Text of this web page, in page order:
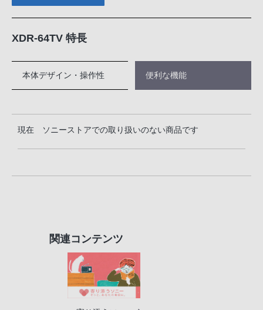
XDR-64TV 特長
本体デザイン・操作性 便利な機能
現在 ソニーストアでの取り扱いのない商品です
関連コンテンツ